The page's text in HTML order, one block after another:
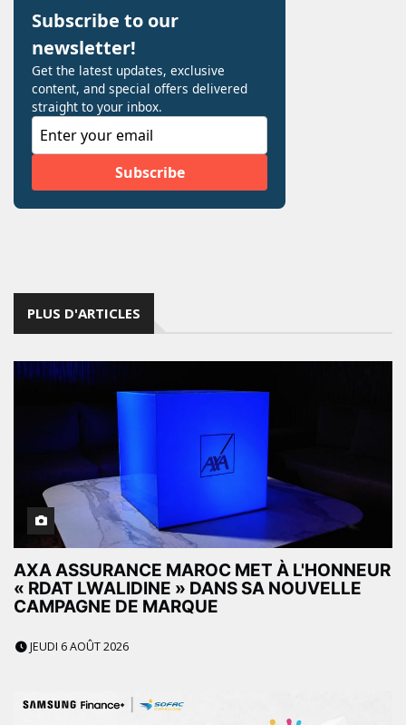
PLUS D'ARTICLES
AXA ASSURANCE MAROC MET À L'HONNEUR
« RDAT LWALIDINE » DANS SA NOUVELLE
CAMPAGNE DE MARQUE
JEUDI 6 AOÛT 2026